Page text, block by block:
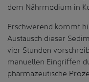
dem Nährmedium in
Erschwerend kommt
Austausch dieser
vier Stunden
manuellen Eingriffen
pharmazeutische